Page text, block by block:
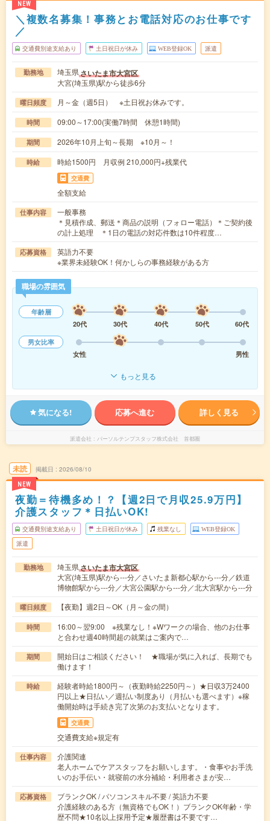
NEW
＼複数名募集！事務とお電話対応のお仕事です
／
交通費別途支給あり 土日祝日が休み WEB登録OK 派遣
勤務地 埼玉県さいたま市大宮区
大宮(埼玉県)駅から徒歩6分
曜日頻度 月～金（週5日） ※土日祝お休みです。
時間 09:00～17:00(実働7時間 休憩1時間)
期間 2026年10月上旬～長期 ※10月～！
時給 時給1500円 月収例 210,000円+残業代
交通費
全額支給
仕事内容
一般事務
＊見積作成、郵送＊商品の説明（フォロー電話）＊ご契約後
の計上処理 ＊1日の電話の対応件数は10件程度…
応募資格
英語力不要
※業界未経験OK！何かしらの事務経験がある方
職場の雰囲気
年齢層
20代
30代 40代 50代
60代
男女比率
女性
男性
もっと見る
気になる! 応募へ進む 詳しく見る
派遣会社 パーソルテンプスタッフ株式会社 首都圏
未読
NEW
掲載日 2026/08/10
夜勤＝待機多め！？【週2日で月収25.9万円】
介護スタッフ＊日払いOK!
交通費別途支給あり 土日祝日が休み 残業なし WEB登録OK
派遣
勤務地 埼玉県さいたま市大宮区
大宮(埼玉県)駅から---分／さいたま新都心駅から---分／鉄道
博物館駅から---分／大宮公園駅から---分／北大宮駅から---分
曜日頻度 【夜勤】週2日～OK（月～金の間）
時間
16:00～翌9:00 ※残業なし！※Wワークの場合、他のお仕事
と合わせ週40時間超の就業はご案内で…
期間
開始日はご相談ください！ ★職場が気に入れば、長期でも
働けます！
時給
経験者時給1800円～（夜勤時給2250円～）★日収3万2400
円以上★日払い／週払い制度あり（月払いも選べます）※稼
働開始時は手続き完了次第のお支払いとなります。
交通費
交通費支給※規定有
仕事内容
介護関連
老人ホームでケアスタッフをお願いします。・食事やお手洗
いのお手伝い・就寝前の水分補給・利用者さまが安…
応募資格
ブランクOK / パソコンスキル不要 / 英語力不要
介護経験のある方（無資格でもOK！）ブランクOK年齢・学
歴不問★10名以上採用予定★履歴書は不要です…